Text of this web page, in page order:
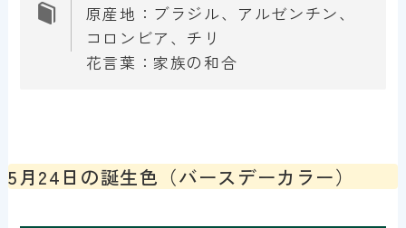
原産地：ブラジル、アルゼンチン、
コロンビア、チリ
花言葉：家族の和合
5月24日の誕生色（バースデーカラー）